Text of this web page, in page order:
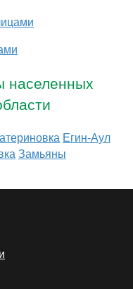
населенных
Егин-Аул
Замьяны